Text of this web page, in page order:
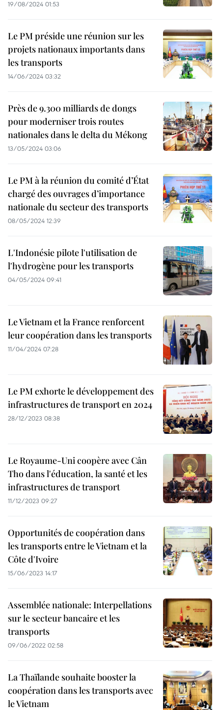
19/08/2024 01:53
Le PM préside une réunion sur les
projets nationaux importants dans
les transports
14/06/2024 03:32
Près de 9.300 milliards de dongs
pour moderniser trois routes
nationales dans le delta du Mékong
13/05/2024 03:06
Le PM à la réunion du comité d’État
chargé des ouvrages d’importance
nationale du secteur des transports
08/05/2024 12:39
L'Indonésie pilote l'utilisation de
l'hydrogène pour les transports
04/05/2024 09:41
Le Vietnam et la France renforcent
leur coopération dans les transports
11/04/2024 07:28
Le PM exhorte le développement des
infrastructures de transport en 2024
28/12/2023 08:38
Le Royaume-Uni coopère avec Cân
Tho dans l'éducation, la santé et les
infrastructures de transport
11/12/2023 09:27
Opportunités de coopération dans
les transports entre le Vietnam et la
Côte d'Ivoire
15/06/2023 14:17
Assemblée nationale: Interpellations
sur le secteur bancaire et les
transports
09/06/2022 02:58
La Thaïlande souhaite booster la
coopération dans les transports avec
le Vietnam